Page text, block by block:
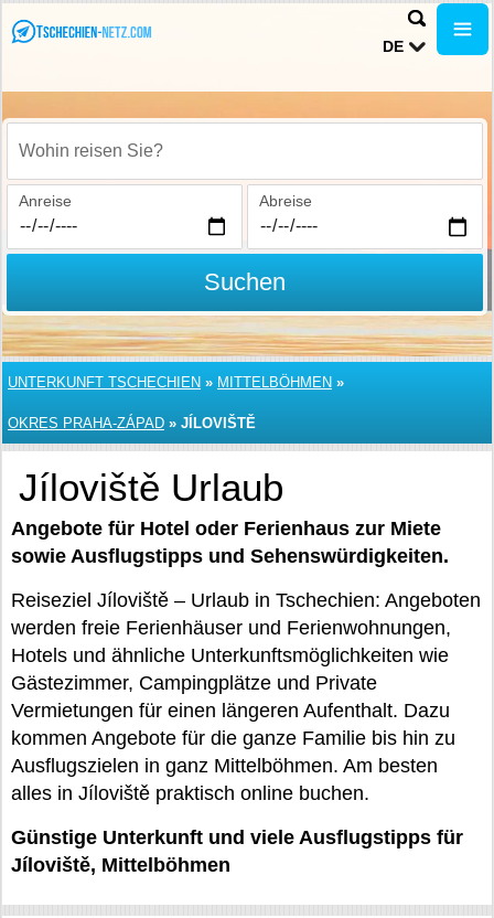
DE
Wohin reisen Sie?
Anreise Abreise
Suchen
UNTERKUNFT TSCHECHIEN » MITTELBÖHMEN »
OKRES PRAHA-ZÁPAD » JÍLOVIŠTĚ
Jíloviště Urlaub
Angebote für Hotel oder Ferienhaus zur Miete
sowie Ausflugstipps und Sehenswürdigkeiten.
Reiseziel Jíloviště – Urlaub in Tschechien: Angeboten
werden freie Ferienhäuser und Ferienwohnungen,
Hotels und ähnliche Unterkunftsmöglichkeiten wie
Gästezimmer, Campingplätze und Private
Vermietungen für einen längeren Aufenthalt. Dazu
kommen Angebote für die ganze Familie bis hin zu
Ausflugszielen in ganz Mittelböhmen. Am besten
alles in Jíloviště praktisch online buchen.
Günstige Unterkunft und viele Ausflugstipps für
Jíloviště, Mittelböhmen